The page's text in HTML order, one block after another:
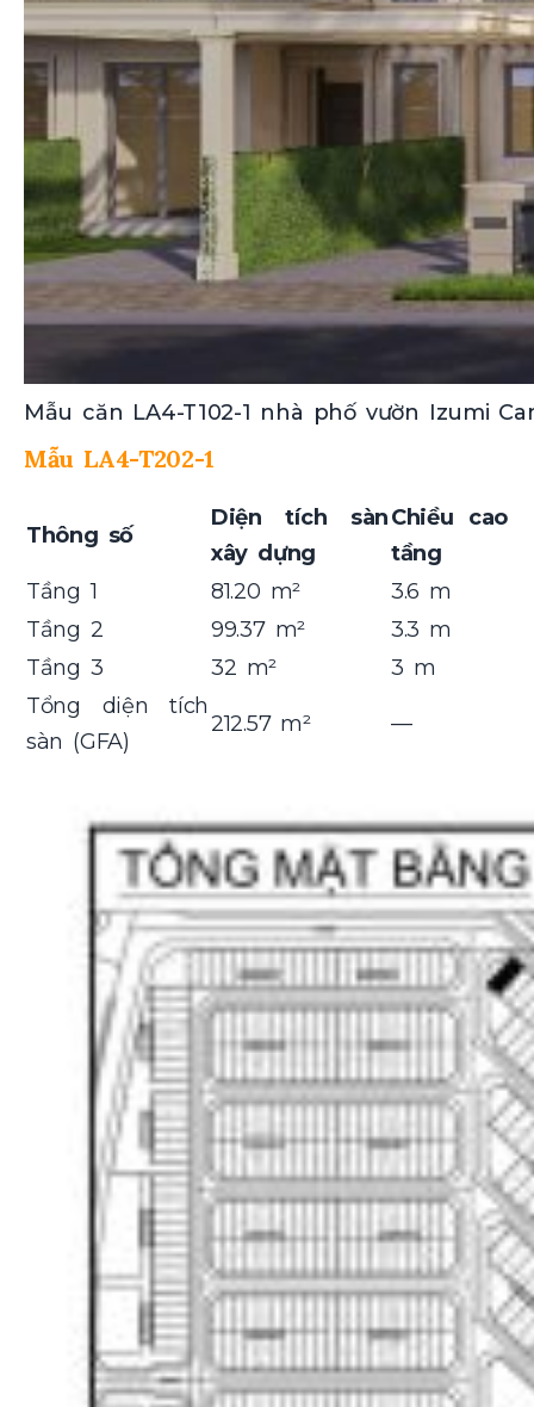
Mẫu căn LA4-T102-1 nhà phố vườn Izumi
Mẫu LA4-T202-1
Thông số
Diện tích sàn
xây dựng
Chiều cao
tầng
Tầng 1
81.20 m²
3.6 m
Tầng 2
99.37 m²
3.3 m
Tầng 3
32 m²
3 m
Tổng diện tích
sàn (GFA)
212.57 m² —